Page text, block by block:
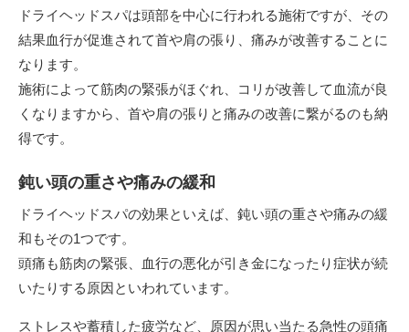
ドライヘッドスパは頭部を中心に行われる施術ですが、その
結果血行が促進されて首や肩の張り、痛みが改善することに
なります。
施術によって筋肉の緊張がほぐれ、コリが改善して血流が良
くなりますから、首や肩の張りと痛みの改善に繋がるのも納
得です。
鈍い頭の重さや痛みの緩和
ドライヘッドスパの効果といえば、鈍い頭の重さや痛みの緩
和もその1つです。
頭痛も筋肉の緊張、血行の悪化が引き金になったり症状が続
いたりする原因といわれています。
ストレスや蓄積した疲労など、原因が思い当たる急性の頭痛